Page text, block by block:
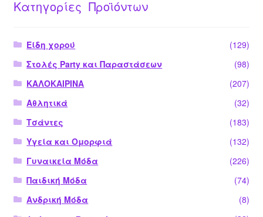
Κατηγορίες Προϊόντων
Είδη χορού
(129)
Στολές Party και Παραστάσεων
(98)
ΚΑΛΟΚΑΙΡΙΝΑ
(207)
Αθλητικά
(32)
Τσάντες
(183)
Υγεία και Ομορφιά
(132)
Γυναικεία Μόδα
(226)
Παιδική Μόδα
(74)
Ανδρική Μόδα
(8)